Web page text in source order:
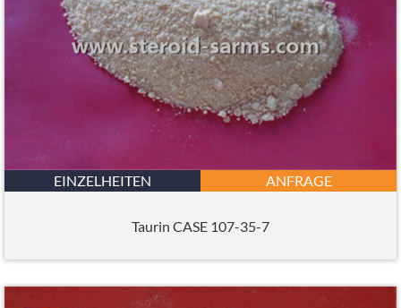
EINZELHEITEN ANFRAGE
Taurin CASE 107-35-7